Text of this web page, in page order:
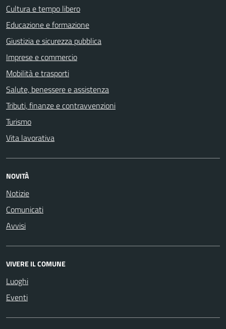
Cultura e tempo libero
Educazione e formazione
Giustizia e sicurezza pubblica
Imprese e commercio
Mobilità e trasporti
Salute, benessere e assistenza
Tributi, finanze e contravvenzioni
Turismo
Vita lavorativa
NOVITÀ
Notizie
Comunicati
Avvisi
VIVERE IL COMUNE
Luoghi
Eventi